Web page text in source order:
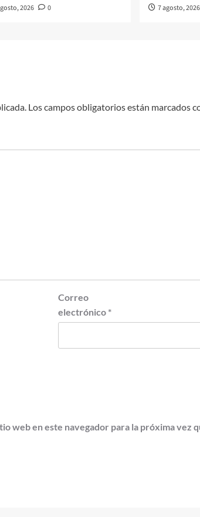
2026 0 7 agosto, 2026
Los campos obligatorios están marcados
Correo
electrónico *
web en este navegador para la próxima vez